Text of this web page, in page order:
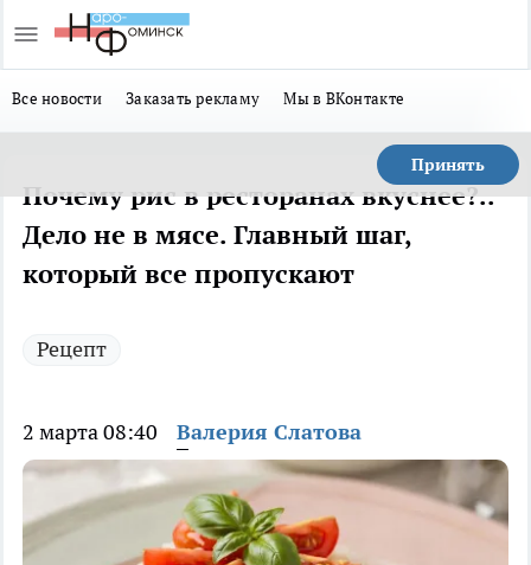
Все новости Заказать рекламу Мы в ВКонтакте
Принять
Почему рис в ресторанах вкуснее?..
Дело не в мясе. Главный шаг,
который все пропускают
Рецепт
2 марта 08:40 Валерия Слатова